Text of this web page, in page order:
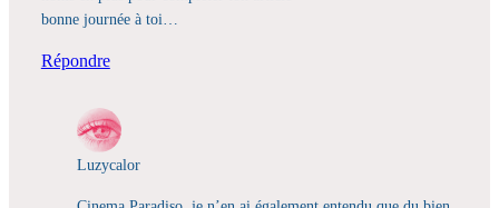
bonne journée à toi…
Répondre
Luzycalor